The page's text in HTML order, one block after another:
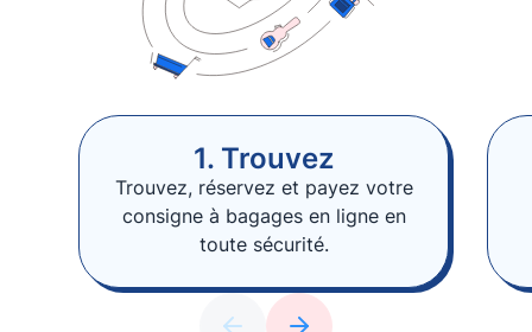
1. Trouvez
Trouvez, réservez et payez votre
consigne à bagages en ligne en
toute sécurité.